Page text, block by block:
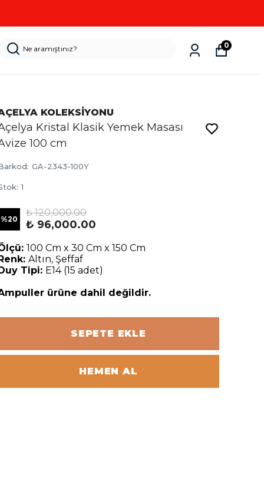
0
KOLEKSİYONU
Kristal Klasik Yemek Masası
100 cm
: GA-2343-100Y
: 1
%20
₺ 120,000.00
₺ 96,000.00
100 Cm x 30 Cm x 150 Cm
Altın, Şeffaf
Tipi: E14 (15 adet)
ürüne dahil değildir.
SEPETE EKLE
HEMEN AL